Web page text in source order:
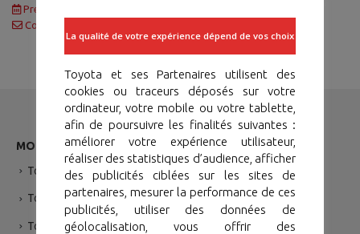
Prenez un rendez-vous Atelier
Contactez-Nous
MODÉLES
Toyota Yaris
Toyota Corolla Sedan
Toyota Yaris Cross Hybride
La qualité de votre expérience dépend de vos choix
Toyota et ses Partenaires utilisent des
cookies ou traceurs déposés sur votre
ordinateur, votre mobile ou votre tablette,
afin de poursuivre les finalités suivantes :
améliorer votre expérience utilisateur,
réaliser des statistiques d’audience, afficher
des publicités ciblées sur les sites de
partenaires, mesurer la performance de ces
publicités, utiliser des données de
géolocalisation, vous offrir des